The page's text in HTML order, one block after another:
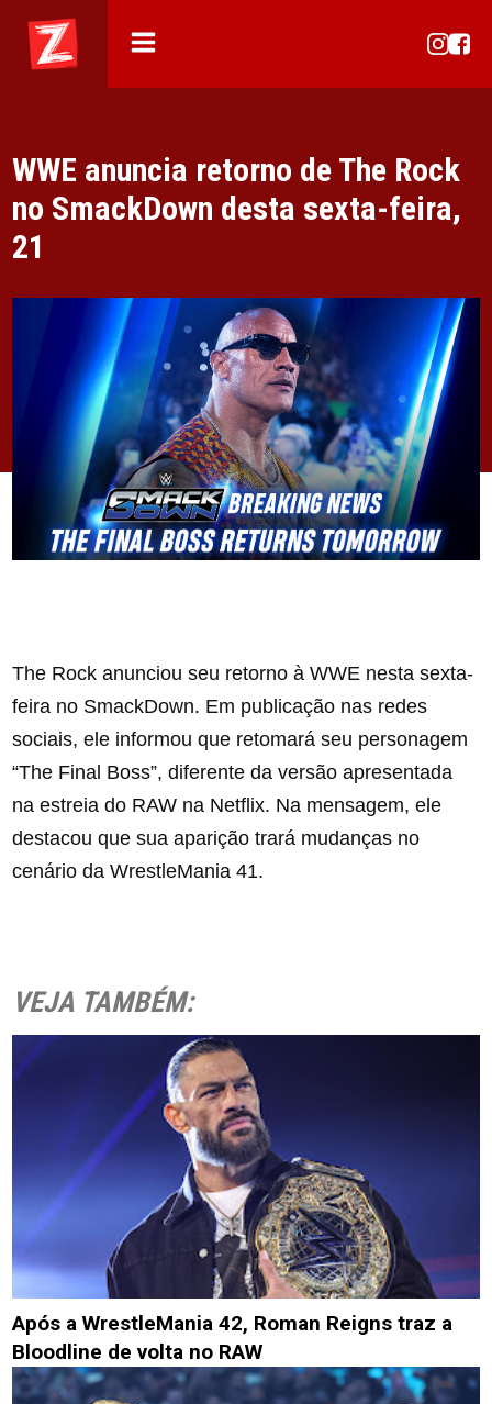
WWE anuncia retorno de The Rock
no SmackDown desta sexta-feira,
21
The Rock anunciou seu retorno à WWE nesta sexta-
feira no SmackDown. Em publicação nas redes
sociais, ele informou que retomará seu personagem
“The Final Boss”, diferente da versão apresentada
na estreia do RAW na Netflix. Na mensagem, ele
destacou que sua aparição trará mudanças no
cenário da WrestleMania 41.
VEJA TAMBÉM:
Após a WrestleMania 42, Roman Reigns traz a
Bloodline de volta no RAW